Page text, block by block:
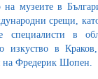
на музеите в
срещи,
специалисти в
изкуство в
на Фредерик Шопен.